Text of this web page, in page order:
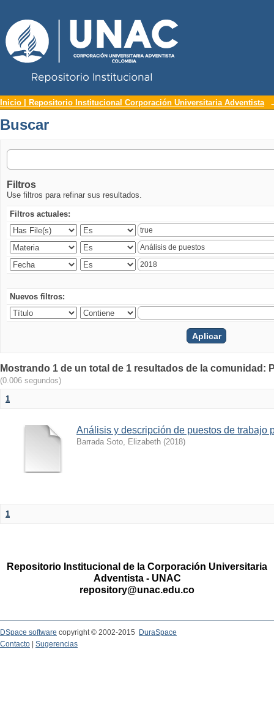
Buscar
Inicio | Repositorio Institucional Corporación Universitaria Adventista
Buscar
Filtros
Use filtros para refinar sus resultados.
Filtros actuales:
Nuevos filtros:
Mostrando 1 de un total de 1 resultados de la comunidad:
(0.006 segundos)
1
Análisis y descripción de puestos de trabajo
Barrada Soto, Elizabeth (2018)
1
Repositorio Institucional de la Corporación Universitaria
Adventista - UNAC
repository@unac.edu.co
DSpace software copyright © 2002-2015
DuraSpace
Contacto
Sugerencias